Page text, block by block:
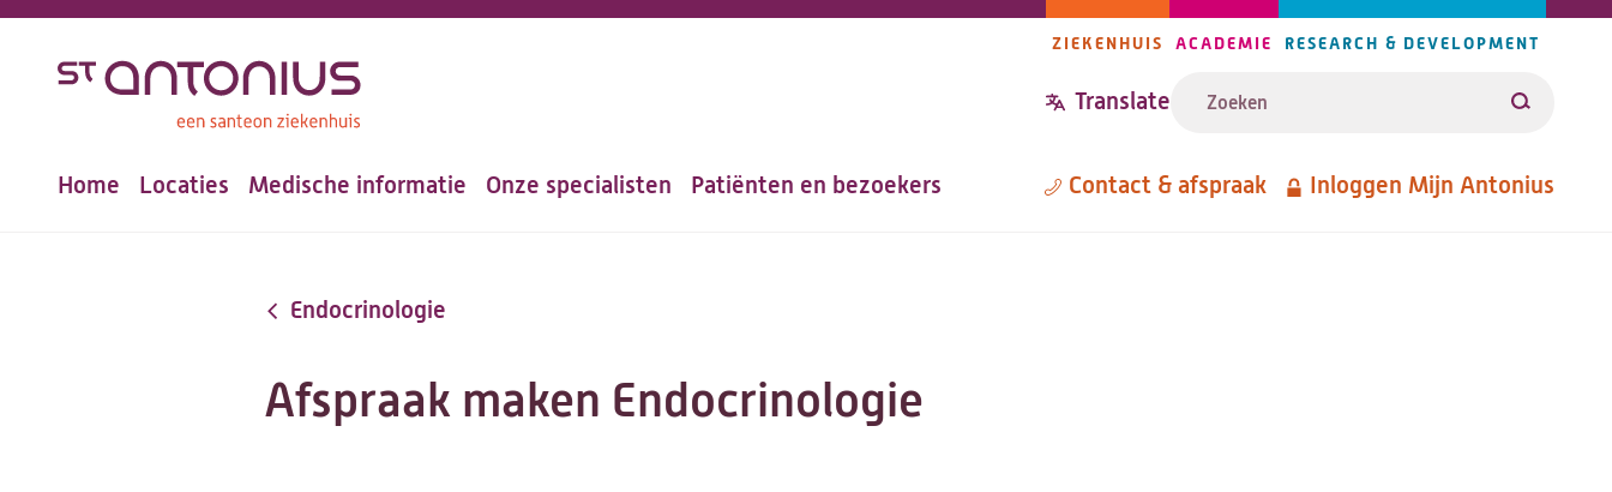
inhoud
navigatie
ZIEKENHUIS ACADEMIE RESEARCH & DEVELOPMENT
Translate Zoeken
Hoofdnavigatie
Home Locaties Medische informatie Onze specialisten Patiënten en bezoekers Metanavigatie
Contact & afspraak Inloggen Mijn Antonius
Endocrinologie
Afspraak maken Endocrinologie